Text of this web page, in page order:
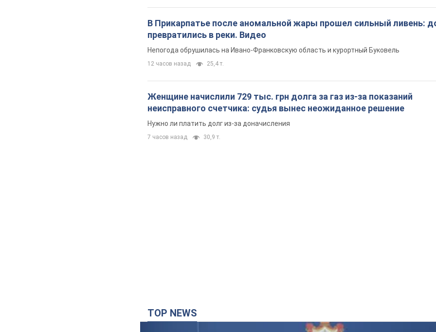
В Прикарпатье после аномальной жары прошел сильный ливень:
превратились в реки. Видео
Непогода обрушилась на Ивано-Франковскую область и курортный Буковель
12 часов назад 25,4 т.
Женщине начислили 729 тыс. грн долга за газ из-за показаний
неисправного счетчика: судья вынес неожиданное решение
Нужно ли платить долг из-за доначисления
7 часов назад 30,9 т.
TOP NEWS